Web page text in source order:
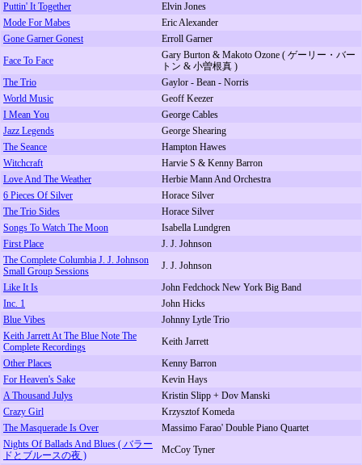
Puttin' It Together
Elvin Jones
Mode For Mabes
Eric Alexander
Gone Garner Gonest
Erroll Garner
Face To Face
Gary Burton & Makoto Ozone ( ゲーリー・バー
トン & 小曽根真 )
The Trio
Gaylor - Bean - Norris
World Music
Geoff Keezer
I Mean You
George Cables
Jazz Legends
George Shearing
The Seance
Hampton Hawes
Witchcraft
Harvie S & Kenny Barron
Love And The Weather
Herbie Mann And Orchestra
6 Pieces Of Silver
Horace Silver
The Trio Sides
Horace Silver
Songs To Watch The Moon
Isabella Lundgren
First Place
J. J. Johnson
The Complete Columbia J. J. Johnson
Small Group Sessions
J. J. Johnson
Like It Is
John Fedchock New York Big Band
Inc. 1
John Hicks
Blue Vibes
Johnny Lytle Trio
Keith Jarrett At The Blue Note The
Complete Recordings
Keith Jarrett
Other Places
Kenny Barron
For Heaven's Sake
Kevin Hays
A Thousand Julys
Kristin Slipp + Dov Manski
Crazy Girl
Krzysztof Komeda
The Masquerade Is Over
Massimo Farao' Double Piano Quartet
Nights Of Ballads And Blues ( バラー
ドとブルースの夜 )
McCoy Tyner